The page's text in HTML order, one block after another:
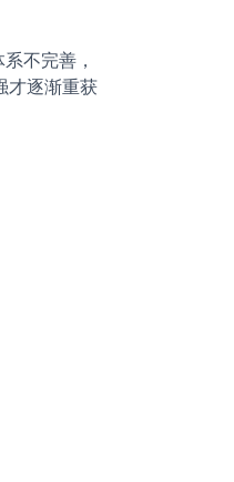
不完善，
才逐渐重获